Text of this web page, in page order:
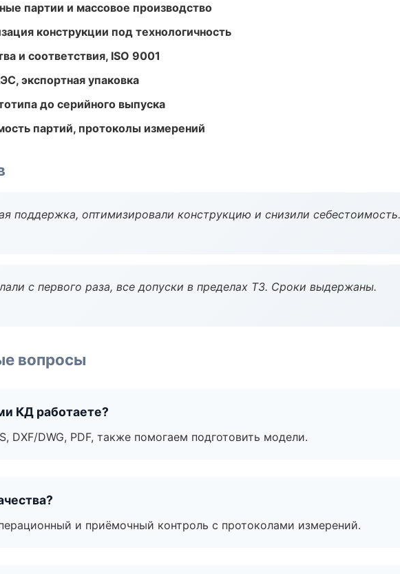
партии и массовое производство
конструкции под технологичность
и соответствия, ISO 9001
экспортная упаковка
до серийного выпуска
партий, протоколы измерений
поддержка, оптимизировали конструкцию и снизили себестоимость.
с первого раза, все допуски в пределах ТЗ. Сроки выдержаны.
вопросы
КД работаете?
DXF/DWG, PDF, также помогаем подготовить модели.
и приёмочный контроль с протоколами измерений.